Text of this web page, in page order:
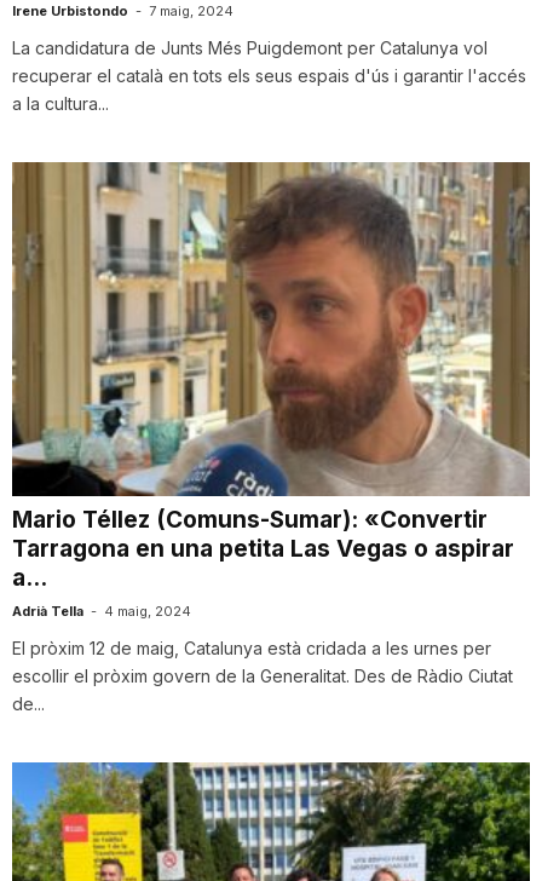
r
a
Irene Urbistondo - 7 maig, 2024
La candidatura de Junts Més Puigdemont per Catalunya vol
recuperar el català en tots els seus espais d'ús i garantir l'accés
a la cultura...
Mario Téllez (Comuns-Sumar): «Convertir
Tarragona en una petita Las Vegas o aspirar
a...
Adrià Tella - 4 maig, 2024
El pròxim 12 de maig, Catalunya està cridada a les urnes per
escollir el pròxim govern de la Generalitat. Des de Ràdio Ciutat
de...